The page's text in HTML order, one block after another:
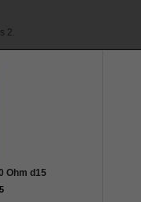
2.
Ohm d15